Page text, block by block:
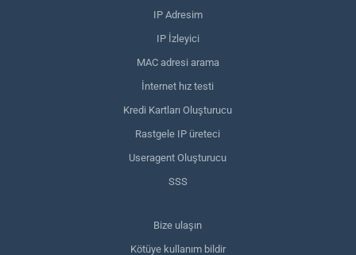
IP Adresim
IP İzleyici
MAC adresi arama
İnternet hız testi
Kredi Kartları Oluşturucu
Rastgele IP üreteci
Useragent Oluşturucu
SSS
Bize ulaşın
Kötüye kullanım bildir